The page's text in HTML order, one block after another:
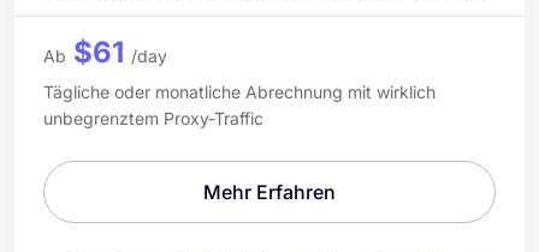
Ab $61 /day
Tägliche oder monatliche Abrechnung mit wirklich
unbegrenztem Proxy-Traffic
Mehr Erfahren